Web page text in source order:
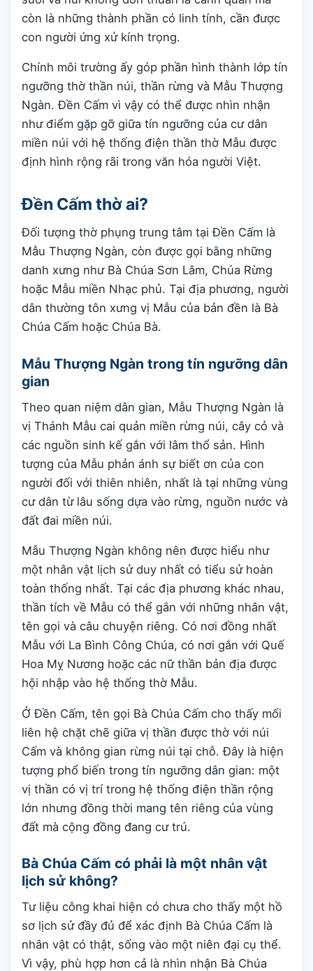
còn là những thành phần có linh tính, cần được
con người ứng xử kính trọng.
Chính môi trường ấy góp phần hình thành lớp tín
ngưỡng thờ thần núi, thần rừng và Mẫu Thượng
Ngàn. Đền Cấm vì vậy có thể được nhìn nhận
như điểm gặp gỡ giữa tín ngưỡng của cư dân
miền núi với hệ thống điện thần thờ Mẫu được
định hình rộng rãi trong văn hóa người Việt.
Đền Cấm thờ ai?
Đối tượng thờ phụng trung tâm tại Đền Cấm là
Mẫu Thượng Ngàn, còn được gọi bằng những
danh xưng như Bà Chúa Sơn Lâm, Chúa Rừng
hoặc Mẫu miền Nhạc phủ. Tại địa phương, người
dân thường tôn xưng vị Mẫu của bản đền là Bà
Chúa Cấm hoặc Chúa Bà.
Mẫu Thượng Ngàn trong tín ngưỡng dân
gian
Theo quan niệm dân gian, Mẫu Thượng Ngàn là
vị Thánh Mẫu cai quản miền rừng núi, cây cỏ và
các nguồn sinh kế gắn với lâm thổ sản. Hình
tượng của Mẫu phản ánh sự biết ơn của con
người đối với thiên nhiên, nhất là tại những vùng
cư dân từ lâu sống dựa vào rừng, nguồn nước và
đất đai miền núi.
Mẫu Thượng Ngàn không nên được hiểu như
một nhân vật lịch sử duy nhất có tiểu sử hoàn
toàn thống nhất. Tại các địa phương khác nhau,
thần tích về Mẫu có thể gắn với những nhân vật,
tên gọi và câu chuyện riêng. Có nơi đồng nhất
Mẫu với La Bình Công Chúa, có nơi gắn với Quế
Hoa Mỵ Nương hoặc các nữ thần bản địa được
hội nhập vào hệ thống thờ Mẫu.
Ở Đền Cấm, tên gọi Bà Chúa Cấm cho thấy mối
liên hệ chặt chẽ giữa vị thần được thờ với núi
Cấm và không gian rừng núi tại chỗ. Đây là hiện
tượng phổ biến trong tín ngưỡng dân gian: một
vị thần có vị trí trong hệ thống điện thần rộng
lớn nhưng đồng thời mang tên riêng của vùng
đất mà cộng đồng đang cư trú.
Bà Chúa Cấm có phải là một nhân vật
lịch sử không?
Tư liệu công khai hiện có chưa cho thấy một hồ
sơ lịch sử đầy đủ để xác định Bà Chúa Cấm là
nhân vật có thật, sống vào một niên đại cụ thể.
Vì vậy, phù hợp hơn cả là nhìn nhận Bà Chúa